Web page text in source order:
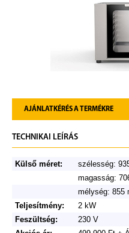
AJÁNLATKÉRÉS A TERMÉKRE
TECHNIKAI LEÍRÁS
Külső méret:
szélesség:
magasság:
mélység: 855
Teljesítmény:
2 kW
Feszültség:
230 V